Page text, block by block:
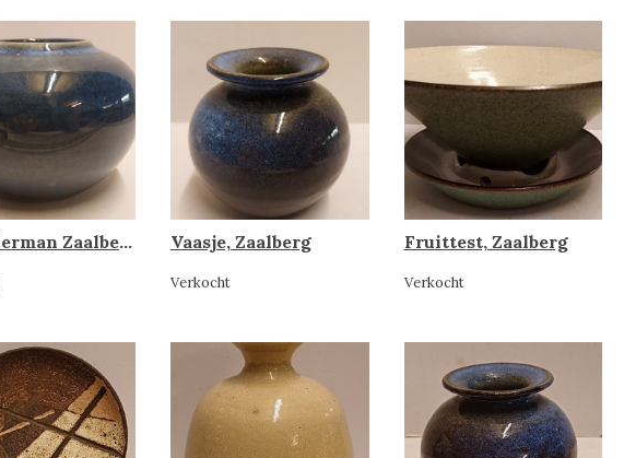
Vaas, Herman Zaalberg
Vaasje, Zaalberg
Verkocht
Fruittest, Zaalberg
Verkocht